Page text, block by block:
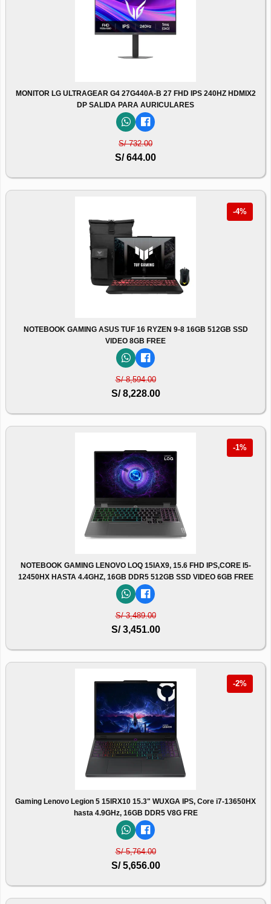
MONITOR LG ULTRAGEAR G4 27G440A-B 27 FHD IPS 240HZ HDMIX2
DP SALIDA PARA AURICULARES
S/ 732.00
S/ 644.00
-4%
NOTEBOOK GAMING ASUS TUF 16 RYZEN 9-8 16GB 512GB SSD
VIDEO 8GB FREE
S/ 8,594.00
S/ 8,228.00
-1%
NOTEBOOK GAMING LENOVO LOQ 15IAX9, 15.6 FHD IPS,CORE I5-
12450HX HASTA 4.4GHZ, 16GB DDR5 512GB SSD VIDEO 6GB FREE
S/ 3,489.00
S/ 3,451.00
-2%
Gaming Lenovo Legion 5 15IRX10 15.3" WUXGA IPS, Core i7-13650HX
hasta 4.9GHz, 16GB DDR5 V8G FRE
S/ 5,764.00
S/ 5,656.00